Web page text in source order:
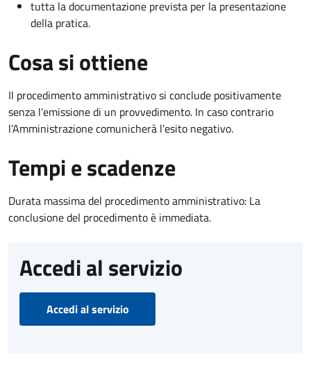
tutta la documentazione prevista per la presentazione
della pratica.
Cosa si ottiene
Il procedimento amministrativo si conclude positivamente
senza l’emissione di un provvedimento. In caso contrario
l’Amministrazione comunicherà l’esito negativo.
Tempi e scadenze
Durata massima del procedimento amministrativo: La
conclusione del procedimento è immediata.
Accedi al servizio
Accedi al servizio